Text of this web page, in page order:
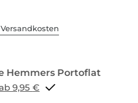
Portoflat schon ab 9,95 €